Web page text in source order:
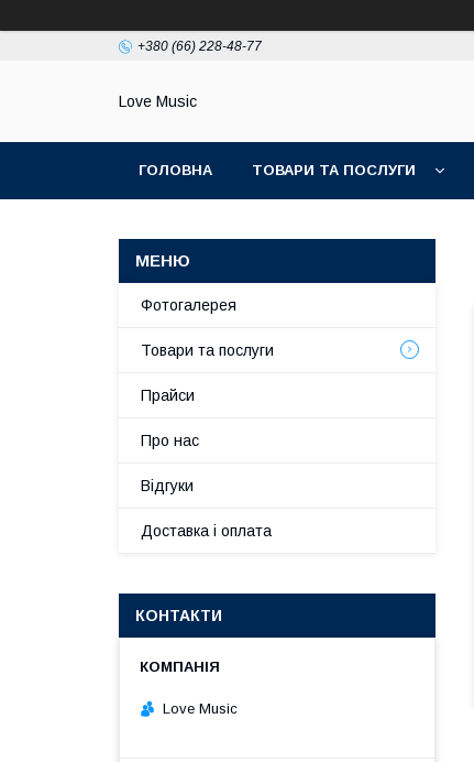
+380 (66) 228-48-77
Love Music
ГОЛОВНА ТОВАРИ ТА ПОСЛУГИ
Фотогалерея
Товари та послуги
Прайси
Про нас
Відгуки
Доставка і оплата
КОНТАКТИ
Love Music